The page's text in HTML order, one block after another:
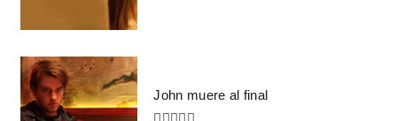
John muere al final